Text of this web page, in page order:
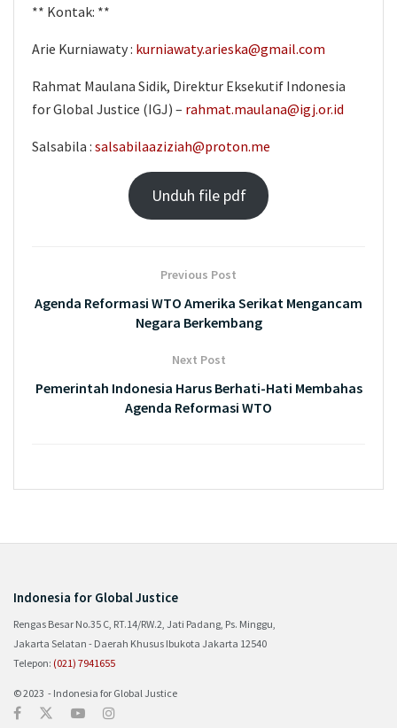
** Kontak: **
Arie Kurniawaty : kurniawaty.arieska@gmail.com
Rahmat Maulana Sidik, Direktur Eksekutif Indonesia
for Global Justice (IGJ) – rahmat.maulana@igj.or.id
Salsabila : salsabilaaziziah@proton.me
Unduh file pdf
Previous Post
Agenda Reformasi WTO Amerika Serikat Mengancam
Negara Berkembang
Next Post
Pemerintah Indonesia Harus Berhati-Hati Membahas
Agenda Reformasi WTO
Indonesia for Global Justice
Rengas Besar No.35 C, RT.14/RW.2, Jati Padang, Ps. Minggu,
Jakarta Selatan - Daerah Khusus Ibukota Jakarta 12540
Telepon: (021) 7941655
© 2023 - Indonesia for Global Justice